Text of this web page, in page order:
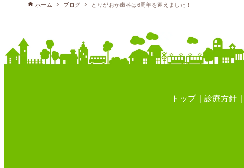
ホーム ブログ とりがおか歯科は6周年を迎えました！
トップ 診療方針